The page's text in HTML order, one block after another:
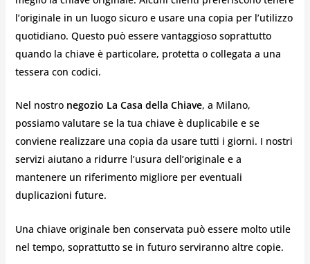
l’originale in un luogo sicuro e usare una copia per l’utilizzo
quotidiano. Questo può essere vantaggioso soprattutto
quando la chiave è particolare, protetta o collegata a una
tessera con codici.
Nel nostro negozio La Casa della Chiave, a Milano,
possiamo valutare se la tua chiave è duplicabile e se
conviene realizzare una copia da usare tutti i giorni. I nostri
servizi aiutano a ridurre l’usura dell’originale e a
mantenere un riferimento migliore per eventuali
duplicazioni future.
Una chiave originale ben conservata può essere molto utile
nel tempo, soprattutto se in futuro serviranno altre copie.